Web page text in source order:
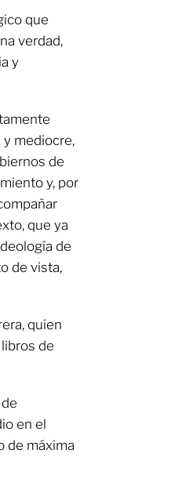
que
verdad,
y
y mediocre,
de
y, por
que ya
de
de vista,
quien
de
en el
de máxima